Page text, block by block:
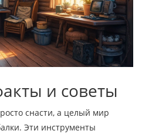
и советы
снасти, а целый мир
Эти инструменты